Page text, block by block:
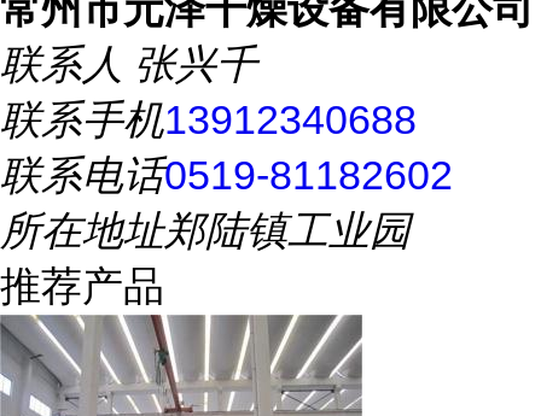
联系人 张兴千
联系手机13912340688
联系电话0519-81182602
所在地址郑陆镇工业园
推荐产品